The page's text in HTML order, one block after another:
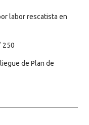
labor rescatista en
250
de Plan de